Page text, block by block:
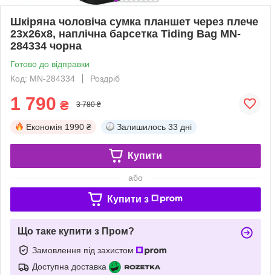
Шкіряна чоловіча сумка планшет через плече
23х26х8, наплічна барсетка Tiding Bag MN-
284334 чорна
Готово до відправки
Код: MN-284334
Роздріб
1 790 ₴ 3 780 ₴
Економія 1990 ₴ Залишилось 33 дні
Купити
або
Купити з
Що таке купити з Пром?
Замовлення під захистом
Доступна доставка